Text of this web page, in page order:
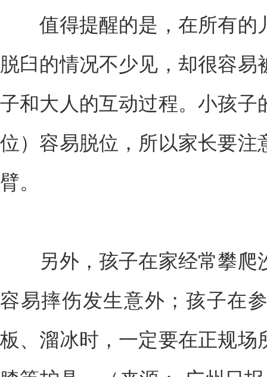
值得提醒的是，在所有的
脱臼的情况不少见，却很容
子和大人的互动过程。小孩子
位）容易脱位，所以家长要注
臂。
另外，孩子在家经常攀爬
容易摔伤发生意外；孩子在
板、溜冰时，一定要在正规场